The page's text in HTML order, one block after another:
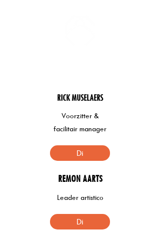
RICK MUSELAERS
Voorzitter &
facilitair manager
Di
REMON AARTS
Leader artistico
Di